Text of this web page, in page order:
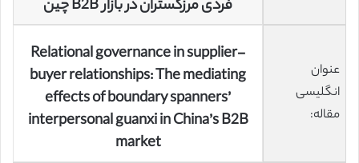
فردی مرزگستران در بازار B2B چین
عنوان
انگلیسی
مقاله:
Relational governance in supplier-
buyer relationships: The mediating
effects of boundary spanners’
interpersonal guanxi in China’s B2B
market